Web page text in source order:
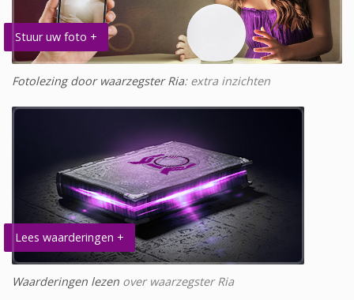
Stuur uw foto +
Fotolezing door waarzegster Ria: extra inzichten
Lees waarderingen +
Waarderingen lezen over waarzegster Ria